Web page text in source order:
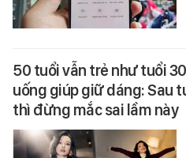
50 tuổi vẫn trẻ như tuổi
uống giúp giữ dáng: Sau
thì đừng mắc sai lầm này